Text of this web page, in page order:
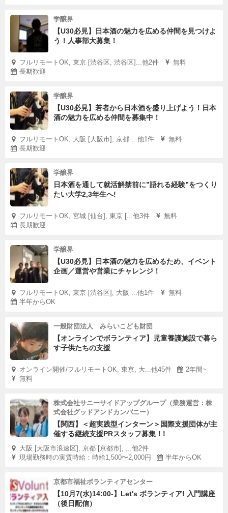
学醸界
【U30必見】日本酒の魅力を広める仲間を見つけよ
う！人事部大募集！
フルリモートOK, 東京 [渋谷区, 渋谷区]...他2件
無料
長期歓迎
学醸界
【U30必見】若者から日本酒を盛り上げよう！日本
酒の魅力を広める仲間を募集中！
フルリモートOK, 大阪 [大阪市], 京都 ...他1件
無料
長期歓迎
学醸界
日本酒を通して就活解禁前に”語れる経験”をつくり
たい大学2,3年生へ!
フルリモートOK, 宮城 [仙台], 東京 [...他3件
無料
長期歓迎
学醸界
【U30必見】日本酒の魅力を広めるため、イベント
企画／運営や営業にチャレンジ！
フルリモートOK, 東京 [渋谷区], 大阪 ...他1件
無料
半年からOK
一般財団法人 みらいこども財団
【オンラインでボランティア】児童養護施設で暮ら
す子供たちの支援
オンライン開催/フルリモートOK, 東京, 大...他45件
2年間~
無料
株式会社サニーサイドアップグループ（業務運営：株
式会社グッドアンドカンパニー）
【関西】＜超実践型インターン＞国際支援団体が主
催する継続支援PRスタッフ募集！!
大阪 [大阪市浪速区], 京都 [京都市], ...他2件
現場勤務時の実質時給：時給1,500〜2,000円
半年からOK
京都市福祉ボランティアセンター
【10月7(水)14:00-】Let's ボランティア! 入門講座
（後日配信）